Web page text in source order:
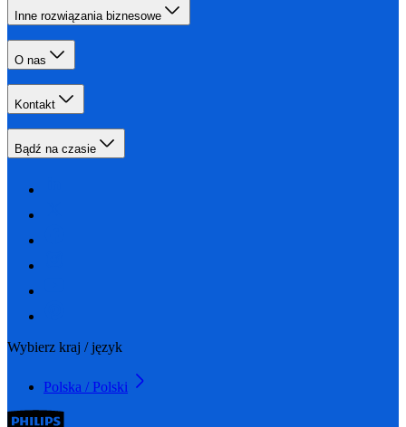
Inne rozwiązania biznesowe
O nas
Kontakt
Bądź na czasie
Wybierz kraj / język
Polska / Polski